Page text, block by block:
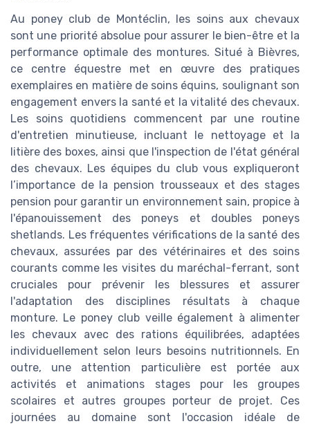
Au poney club de Montéclin, les soins aux chevaux
sont une priorité absolue pour assurer le bien-être et la
performance optimale des montures. Situé à Bièvres,
ce centre équestre met en œuvre des pratiques
exemplaires en matière de soins équins, soulignant son
engagement envers la santé et la vitalité des chevaux.
Les soins quotidiens commencent par une routine
d'entretien minutieuse, incluant le nettoyage et la
litière des boxes, ainsi que l'inspection de l'état général
des chevaux. Les équipes du club vous expliqueront
l’importance de la pension trousseaux et des stages
pension pour garantir un environnement sain, propice à
l'épanouissement des poneys et doubles poneys
shetlands. Les fréquentes vérifications de la santé des
chevaux, assurées par des vétérinaires et des soins
courants comme les visites du maréchal-ferrant, sont
cruciales pour prévenir les blessures et assurer
l'adaptation des disciplines résultats à chaque
monture. Le poney club veille également à alimenter
les chevaux avec des rations équilibrées, adaptées
individuellement selon leurs besoins nutritionnels. En
outre, une attention particulière est portée aux
activités et animations stages pour les groupes
scolaires et autres groupes porteur de projet. Ces
journées au domaine sont l'occasion idéale de